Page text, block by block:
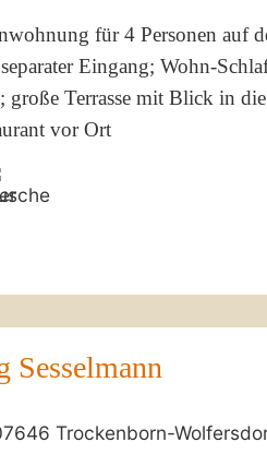
für 4 Personen auf
Eingang; Wohn-
große Terrasse mit Blick in
vor Ort
Sesselmann
Trockenborn-